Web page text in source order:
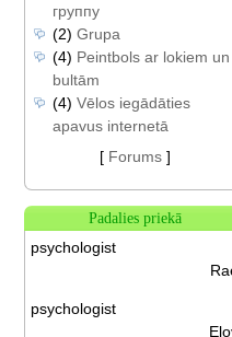
группу
(2) Grupa
(4) Peintbols ar lokiem un
bultām
(4) Vēlos iegādāties
apavus internetā
[ Forums]
Padalies priekā
psychologist
psychologist